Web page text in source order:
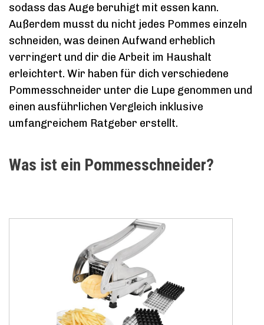
sodass das Auge beruhigt mit essen kann.
Außerdem musst du nicht jedes Pommes einzeln
schneiden, was deinen Aufwand erheblich
verringert und dir die Arbeit im Haushalt
erleichtert. Wir haben für dich verschiedene
Pommesschneider unter die Lupe genommen und
einen ausführlichen Vergleich inklusive
umfangreichem Ratgeber erstellt.
Was ist ein Pommesschneider?